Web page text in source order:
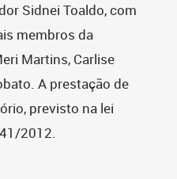
Sidnei Toaldo, com
membros da
Martins, Carlise
A prestação de
previsto na lei
2012.